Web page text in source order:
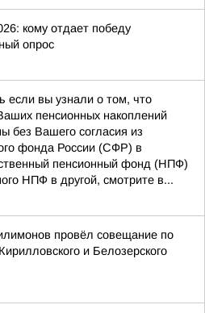
кому отдает победу
опрос
если вы узнали о том, что
пенсионных накоплений
без Вашего согласия из
фонда России (СФР) в
пенсионный фонд (НПФ)
НПФ в другой, смотрите в...
провёл совещание по
и Белозерского